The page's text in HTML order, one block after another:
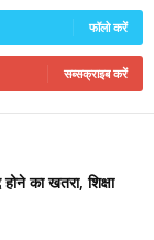
फॉलो करें
सब्सक्राइब करें
का खतरा, शिक्षा